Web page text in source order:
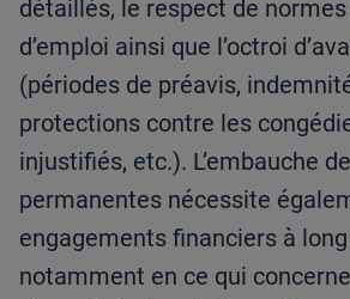
détaillés, le respect de
d’emploi ainsi que l’octroi
(périodes de préavis,
protections contre les
injustifiés, etc.). L’embauche
permanentes nécessite
engagements financiers à
notamment en ce qui